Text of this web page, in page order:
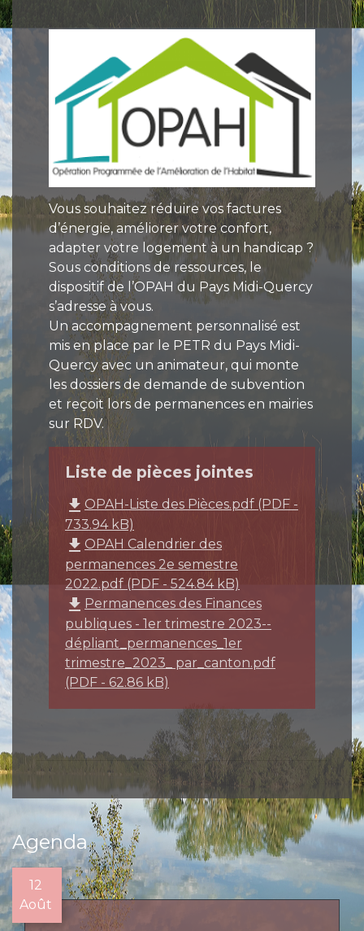
Vous souhaitez réduire vos factures
d’énergie, améliorer votre confort,
adapter votre logement à un handicap ?
Sous conditions de ressources, le
dispositif de l’OPAH du Pays Midi-Quercy
s’adresse à vous.
Un accompagnement personnalisé est
mis en place par le PETR du Pays Midi-
Quercy avec un animateur, qui monte
les dossiers de demande de subvention
et reçoit lors de permanences en mairies
sur RDV.
Liste de pièces jointes
file_download OPAH-Liste des Pièces.pdf (PDF -
733.94 kB)
file_download OPAH Calendrier des
permanences 2e semestre
2022.pdf (PDF - 524.84 kB)
file_download Permanences des Finances
publiques - 1er trimestre 2023--
dépliant_permanences_1er
trimestre_2023_ par_canton.pdf
(PDF - 62.86 kB)
Agenda
12
Août